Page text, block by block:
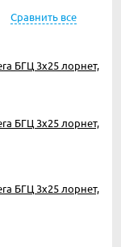
Сравнить все
БГЦ 3x25 лорнет,
БГЦ 3x25 лорнет,
БГЦ 3x25 лорнет,